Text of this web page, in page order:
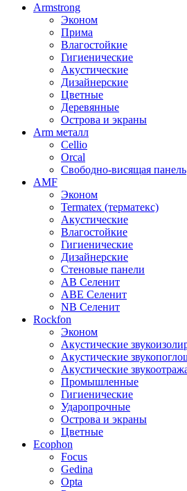
Armstrong
Эконом
Прима
Влагостойкие
Гигиенические
Акустические
Дизайнерские
Цветные
Деревянные
Острова и экраны
Arm металл
Cellio
Orcal
Свободно-висящая панель
AMF
Эконом
Termatex (терматекс)
Акустические
Влагостойкие
Гигиенические
Дизайнерские
Стеновые панели
AB Селенит
ABE Селенит
NB Селенит
Rockfon
Эконом
Акустические
Акустические
Акустические
Промышленные
Гигиенические
Ударопрочные
Острова и экраны
Цветные
Ecophon
Focus
Gedina
Opta